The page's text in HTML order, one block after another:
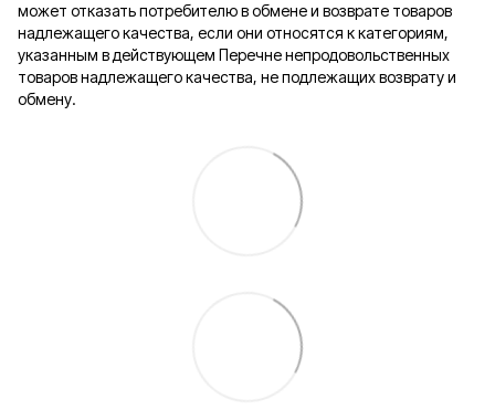
может отказать потребителю в обмене и возврате товаров
надлежащего качества, если они относятся к категориям,
указанным в действующем Перечне непродовольственных
товаров надлежащего качества, не подлежащих возврату и
обмену.